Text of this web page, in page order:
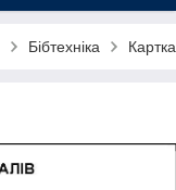
Бібтехніка